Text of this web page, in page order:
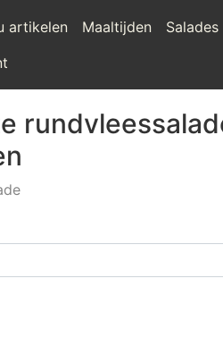
artikelen Maaltijden
Salades